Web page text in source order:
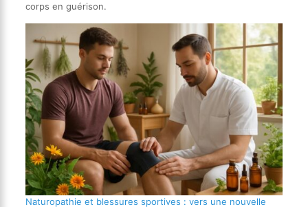
corps en guérison.
Naturopathie et blessures sportives : vers une nouvelle